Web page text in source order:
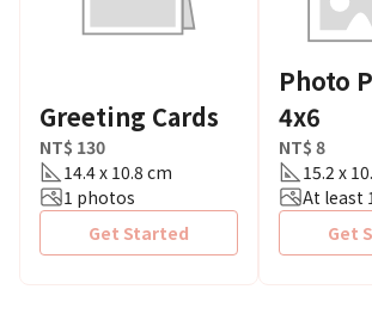
Greeting Cards
NT$ 130
14.4 x 10.8 cm
1 photos
Get Started
Photo
4x6
NT$ 8
15.2 x
At least
Get